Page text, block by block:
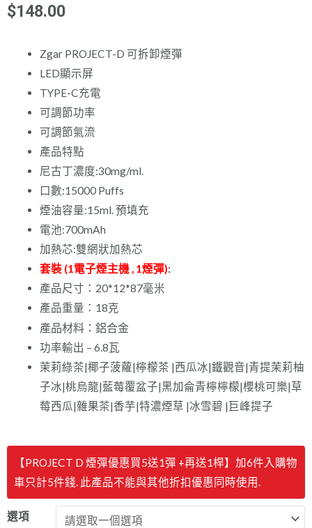
$148.00
Zgar PROJECT-D 可拆卸煙彈
LED顯示屏
TYPE-C充電
可調節功率
可調節氣流
產品特點
尼古丁濃度:30mg/ml.
口數:15000 Puffs
煙油容量:15ml. 預填充
電池:700mAh
加熱芯:雙網狀加熱芯
套裝 (1電子煙主機 , 1煙彈):
產品尺寸：20*12*87毫米
產品重量：18克
產品材料：鋁合金
功率輸出 – 6.8瓦
茉莉綠茶|椰子菠蘿|檸檬茶 |西瓜冰|鐵觀音|青提茉莉柚
子冰|桃烏龍|藍莓覆盆子|黑加侖青檸檸檬|櫻桃可樂|草
莓西瓜|雜果茶|香芋|特濃煙草 |冰雪碧 |巨峰提子
【PROJECT D 煙彈優惠買5送1彈 +再送1桿】加6件入購物
車只計5件錢. 此產品不能與其他折扣優惠同時使用.
選項
【新
惠
買